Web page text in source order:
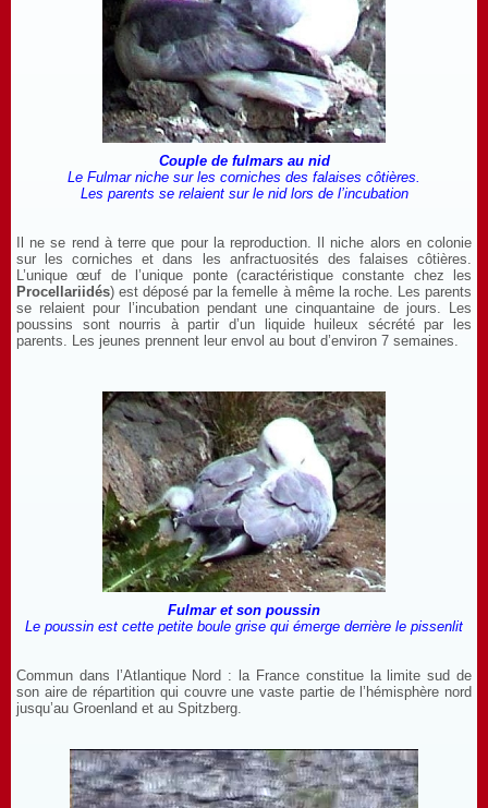
Couple de fulmars au nid
Le Fulmar niche sur les corniches des falaises côtières.
Les parents se relaient sur le nid lors de l’incubation
Il ne se rend à terre que pour la reproduction. Il niche alors en colonie
sur les corniches et dans les anfractuosités des falaises côtières.
L’unique œuf de l’unique ponte (caractéristique constante chez les
Procellariidés) est déposé par la femelle à même la roche. Les parents
se relaient pour l’incubation pendant une cinquantaine de jours. Les
poussins sont nourris à partir d’un liquide huileux sécrété par les
parents. Les jeunes prennent leur envol au bout d’environ 7 semaines.
Fulmar et son poussin
Le poussin est cette petite boule grise qui émerge derrière le pissenlit
Commun dans l’Atlantique Nord : la France constitue la limite sud de
son aire de répartition qui couvre une vaste partie de l’hémisphère nord
jusqu’au Groenland et au Spitzberg.